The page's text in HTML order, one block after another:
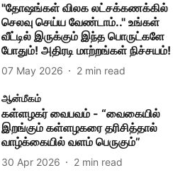
"தோஷங்கள் விலக லட்சக்கணக்கில்
செலவு செய்ய வேண்டாம்.." உங்கள்
வீட்டில் இருக்கும் இந்த பொருட்களே
போதும்! அதிரடி மாற்றங்கள் நிச்சயம்!
07 May 2026 2 min read
ஆன்மீகம்
கள்ளழகர் வைபவம் - “வைகையில்
இறங்கும் கள்ளழகரை தரிசித்தால்
வாழ்க்கையில் வளம் பெருகும்”
30 Apr 2026 2 min read